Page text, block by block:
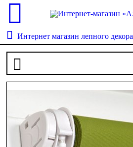
Интернет магазин лепного декора